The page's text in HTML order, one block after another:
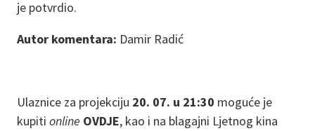
je potvrdio.
Autor komentara: Damir Radić
Ulaznice za projekciju 20. 07. u 21:30 moguće je
kupiti online OVDJE, kao i na blagajni Ljetnog kina